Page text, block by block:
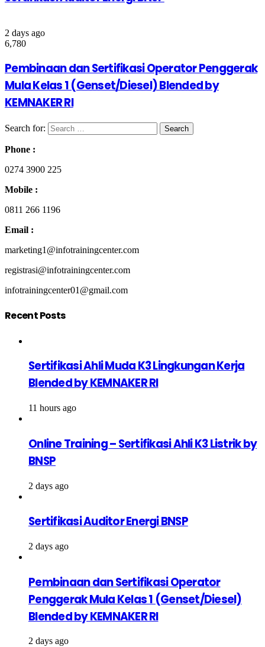
2 days ago
6,780
Pembinaan dan Sertifikasi Operator Penggerak
Mula Kelas 1 (Genset/Diesel) Blended by
KEMNAKER RI
Search for:
Phone :
0274 3900 225
Mobile :
0811 266 1196
Email :
marketing1@infotrainingcenter.com
registrasi@infotrainingcenter.com
infotrainingcenter01@gmail.com
Recent Posts
Sertifikasi Ahli Muda K3 Lingkungan Kerja
Blended by KEMNAKER RI
11 hours ago
Online Training – Sertifikasi Ahli K3 Listrik by
BNSP
2 days ago
Sertifikasi Auditor Energi BNSP
2 days ago
Pembinaan dan Sertifikasi Operator
Penggerak Mula Kelas 1 (Genset/Diesel)
Blended by KEMNAKER RI
2 days ago